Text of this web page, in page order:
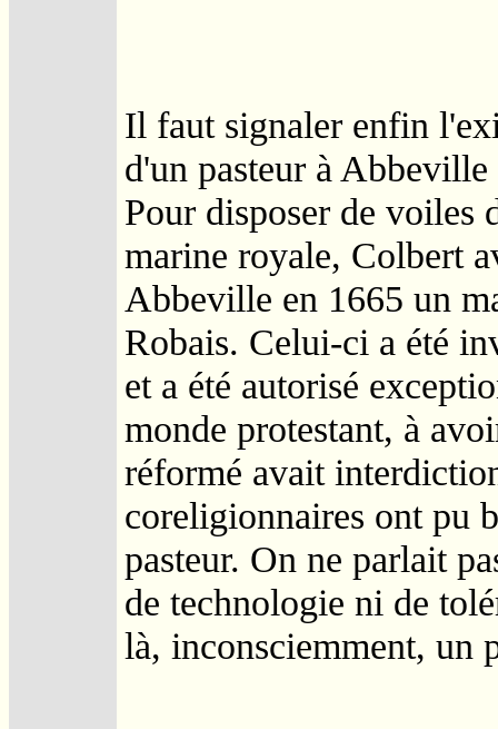
Il faut signaler enfin
d'un pasteur à
Pour disposer de voiles
marine royale, Colbert
Abbeville en 1665 un
Robais. Celui-ci a été
et a été autorisé
monde protestant, à
réformé avait
coreligionnaires ont pu
pasteur. On ne parlait
de technologie ni de
là, inconsciemment, un